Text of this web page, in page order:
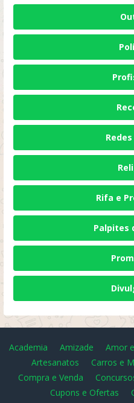
Rifa e
Palpites
Academia Amizade Amor
Artesanatos
Carros e
Compra e Venda
Cupons e Ofertas